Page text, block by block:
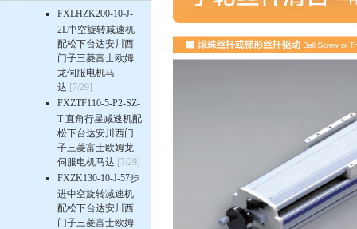
FXLHZK200-10-J-
2L中空旋转减速机
配松下台达安川西
门子三菱富士欧姆
龙伺服电机马
达 [7/29]
FXZTF110-5-P2-SZ-
T 直角行星减速机配
松下台达安川西门
子三菱富士欧姆龙
伺服电机马达 [7/29]
FXZK130-10-J-57步
进中空旋转减速机
配松下台达安川西
门子三菱富士欧姆